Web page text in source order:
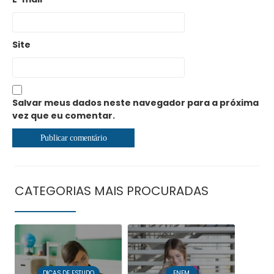
Site
Salvar meus dados neste navegador para a próxima
vez que eu comentar.
CATEGORIAS MAIS PROCURADAS